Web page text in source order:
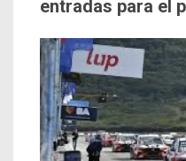
entradas para el